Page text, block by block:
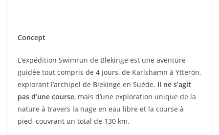
Concept
L’expédition Swimrun de Blekinge est une aventure
guidée tout compris de 4 jours, de Karlshamn à Ytterön,
explorant l’archipel de Blekinge en Suède. Il ne s’agit
pas d’une course, mais d’une exploration unique de la
nature à travers la nage en eau libre et la course à
pied, couvrant un total de 130 km.